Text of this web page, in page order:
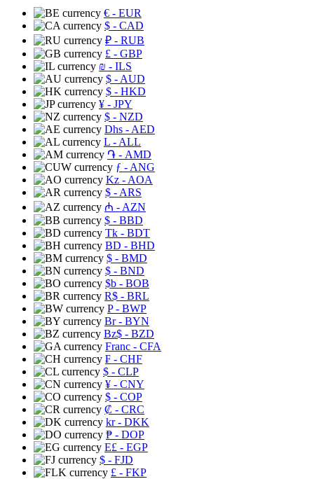
€ - EUR
$ - CAD
₽ - RUB
£ - GBP
₪ - ILS
$ - AUD
$ - HKD
¥ - JPY
$ - NZD
Dhs - AED
L - ALL
֏ - AMD
ƒ - ANG
Kz - AOA
$ - ARS
₼ - AZN
$ - BBD
Tk - BDT
BD - BHD
$ - BMD
$ - BND
$b - BOB
R$ - BRL
P- BWP
Br- BYN
Bz$ - BZD
Franc - CFA
₣ - CHF
$ - CLP
¥ - CNY
$ - COP
₡ - CRC
kr- DKK
₱ - DOP
E£ - EGP
$ - FJD
£ - FKP